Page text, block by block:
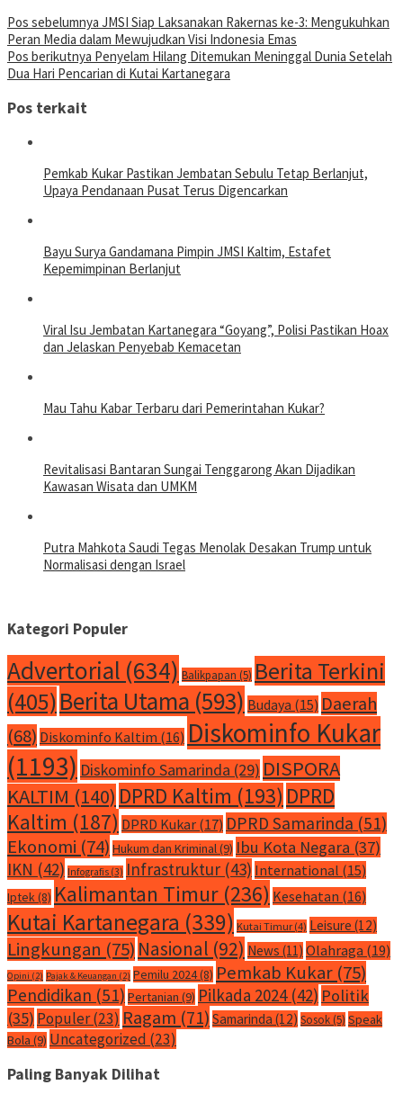
Pos sebelumnya JMSI Siap Laksanakan Rakernas ke-3: Mengukuhkan
Peran Media dalam Mewujudkan Visi Indonesia Emas
Pos berikutnya Penyelam Hilang Ditemukan Meninggal Dunia Setelah
Dua Hari Pencarian di Kutai Kartanegara
Pos terkait
Pemkab Kukar Pastikan Jembatan Sebulu Tetap Berlanjut,
Upaya Pendanaan Pusat Terus Digencarkan
Bayu Surya Gandamana Pimpin JMSI Kaltim, Estafet
Kepemimpinan Berlanjut
Viral Isu Jembatan Kartanegara “Goyang”, Polisi Pastikan Hoax
dan Jelaskan Penyebab Kemacetan
Mau Tahu Kabar Terbaru dari Pemerintahan Kukar?
Revitalisasi Bantaran Sungai Tenggarong Akan Dijadikan
Kawasan Wisata dan UMKM
Putra Mahkota Saudi Tegas Menolak Desakan Trump untuk
Normalisasi dengan Israel
Kategori Populer
Advertorial (634) Balikpapan (5) Berita Terkini
(405)Berita Utama (593) Budaya (15) Daerah
(68) Diskominfo Kaltim (16) Diskominfo Kukar
(1193) Diskominfo Samarinda (29) DISPORA
KALTIM (140) DPRD Kaltim (193) DPRD
Kaltim (187) DPRD Kukar (17) DPRD Samarinda (51)
Ekonomi (74) Hukum dan Kriminal(9) Ibu Kota Negara (37)
IKN (42) Infografis (3) Infrastruktur (43) International (15)
Iptek(8) Kalimantan Timur (236) Kesehatan (16)
Kutai Kartanegara (339) Kutai Timur (4) Leisure (12)
Lingkungan (75) Nasional (92) News (11) Olahraga (19)
Opini (2) Pajak & Keuangan (2) Pemilu 2024(8) Pemkab Kukar (75)
Pendidikan (51) Pertanian (9) Pilkada 2024(42) Politik
(35) Populer(23) Ragam (71) Samarinda (12) Sosok(5) Speak
Bola (9) Uncategorized (23)
Paling Banyak Dilihat